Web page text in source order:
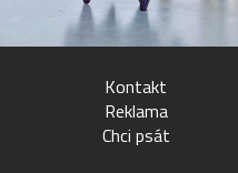
Kontakt
Reklama
Chci psát